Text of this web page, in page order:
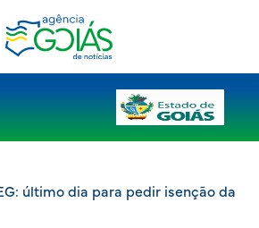
último dia para pedir isenção da